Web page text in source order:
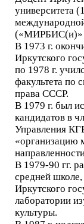
университета
(«МИРБИС(и)»
В 1973 г.
Иркутского
по 1978 г.
факультета по
права СССР.
В 1979 г. был
кандидатов в
Управления
«организацию
В 1979-90 гг.
средней
Иркутского
лаборатории
культуры.